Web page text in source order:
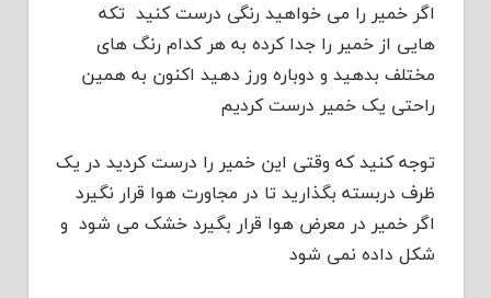
اگر خمیر را می خواهید رنگی درست کنید تکه
هایی از خمیر را جدا کرده به هر کدام رنگ های
مختلف بدهید و دوباره ورز دهید اکنون به همین
راحتی یک خمیر درست کردیم
توجه کنید که وقتی این خمیر را درست کردید در یک
ظرف دربسته بگذارید تا در مجاورت هوا قرار نگیرد
اگر خمیر در معرض هوا قرار بگیرد خشک می شود و
شکل داده نمی شود